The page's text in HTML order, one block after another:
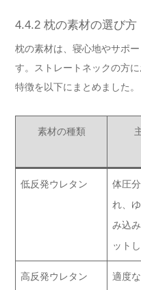
4.4.2 枕の素材の選び方
枕の素材は、寝心地やサポ
す。ストレートネックの方
特徴を以下にまとめました。
素材の種類
低反発ウレタン
体圧
れ、
み込
ット
高反発ウレタン
適度